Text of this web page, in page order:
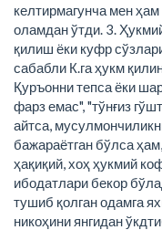
келтирмагунча мен
оламдан ўтди. 3.
қилиш ёки куфр
сабабли К.га ҳукм
Қуръонни тепса ёки
фарз емас", "тўнғиз
айтса,
бажараётган бўлса
ҳақиқий, хоҳ ҳукмий
ибодатлари бекор
тушиб қолган одамга
никоҳини янгидан